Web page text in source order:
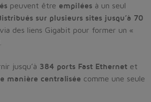
peuvent être empilées à un seul
sur plusieurs sites jusqu’à 70
des liens Gigabit pour former un «
jusqu’à 384 ports Fast Ethernet et
manière centralisée comme une seule